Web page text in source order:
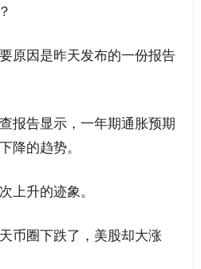
原因是昨天发布的一份报告
报告显示，一年期通胀预期
降的趋势。
上升的迹象。
币圈下跌了，美股却大涨